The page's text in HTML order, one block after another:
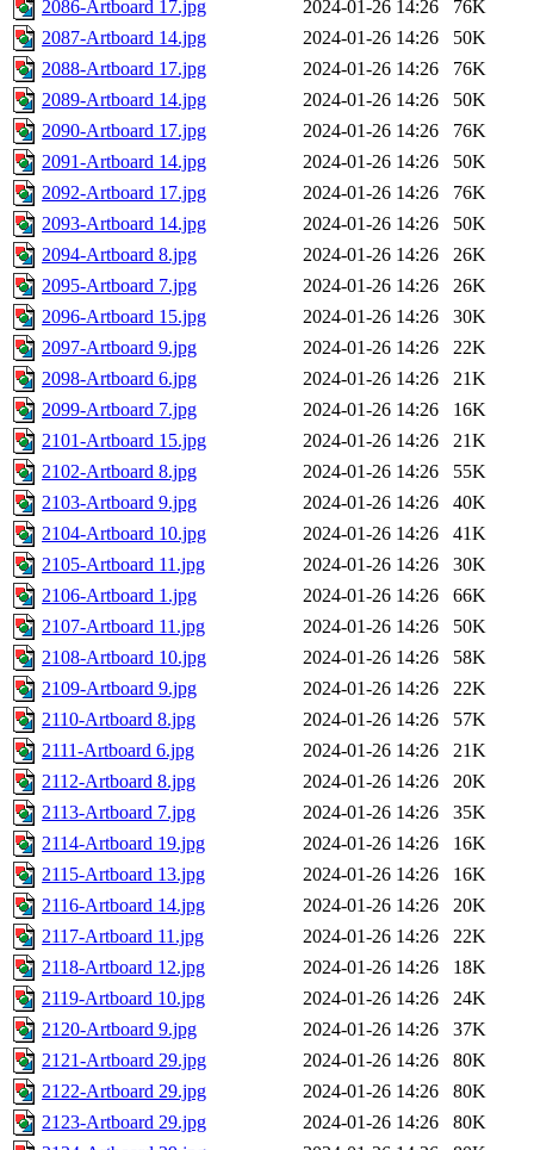
2086-Artboard 17.jpg 2024-01-26 14:26
76K
2087-Artboard 14.jpg
2024-01-26 14:26
50K
2088-Artboard 17.jpg
2024-01-26 14:26
76K
2089-Artboard 14.jpg
2024-01-26 14:26
50K
2090-Artboard 17.jpg
2024-01-26 14:26
76K
2091-Artboard 14.jpg
2024-01-26 14:26
50K
2092-Artboard 17.jpg
2024-01-26 14:26
76K
2093-Artboard 14.jpg
2024-01-26 14:26
50K
2094-Artboard 8.jpg
2024-01-26 14:26
26K
2095-Artboard 7.jpg
2024-01-26 14:26
26K
2096-Artboard 15.jpg
2024-01-26 14:26
30K
2097-Artboard 9.jpg
2024-01-26 14:26
22K
2098-Artboard 6.jpg
2024-01-26 14:26
21K
2099-Artboard 7.jpg
2024-01-26 14:26
16K
2101-Artboard 15.jpg
2024-01-26 14:26
21K
2102-Artboard 8.jpg
2024-01-26 14:26
55K
2103-Artboard 9.jpg
2024-01-26 14:26
40K
2104-Artboard 10.jpg
2024-01-26 14:26
41K
2105-Artboard 11.jpg
2024-01-26 14:26
30K
2106-Artboard 1.jpg
2024-01-26 14:26
66K
2107-Artboard 11.jpg
2024-01-26 14:26
50K
2108-Artboard 10.jpg
2024-01-26 14:26
58K
2109-Artboard 9.jpg
2024-01-26 14:26
22K
2110-Artboard 8.jpg
2024-01-26 14:26
57K
2111-Artboard 6.jpg
2024-01-26 14:26
21K
2112-Artboard 8.jpg
2024-01-26 14:26
20K
2113-Artboard 7.jpg
2024-01-26 14:26
35K
2114-Artboard 19.jpg
2024-01-26 14:26
16K
2115-Artboard 13.jpg
2024-01-26 14:26
16K
2116-Artboard 14.jpg
2024-01-26 14:26
20K
2117-Artboard 11.jpg
2024-01-26 14:26
22K
2118-Artboard 12.jpg
2024-01-26 14:26
18K
2119-Artboard 10.jpg
2024-01-26 14:26
24K
2120-Artboard 9.jpg
2024-01-26 14:26
37K
2121-Artboard 29.jpg
2024-01-26 14:26
80K
2122-Artboard 29.jpg
2024-01-26 14:26
80K
2123-Artboard 29.jpg
2024-01-26 14:26
80K